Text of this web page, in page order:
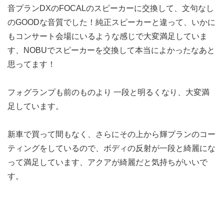
音プランDXのFOCALのスピーカーに交換して、文句なし
のGOODな音質でした！純正スピーカーと違って、いかに
もコンサート会場にいるような感じで大変満足していま
す、NOBUでスピーカーを交換して本当によかったなあと
思ってます！
フォグランプも前のものより 一段と明るくなり、大変満
足しています。
新車で買って間もなく、さらにその上から輝プランのコー
ティングをしているので、ボディの反射が一段と綺麗にな
って満足しています、アクアが綺麗だと気持ちがいいで
す。